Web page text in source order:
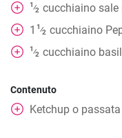
1⁄2 cucchiaino sale
1 1⁄2 cucchiaino
1⁄2 cucchiaino
Contenuto
Ketchup o